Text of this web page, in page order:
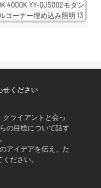
せください
ライアントと会っ
の目標について話す
アイデアを伝え、た
ださい。